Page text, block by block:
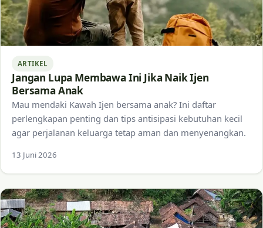
ARTIKEL
Jangan Lupa Membawa Ini Jika Naik Ijen
Bersama Anak
Mau mendaki Kawah Ijen bersama anak? Ini daftar
perlengkapan penting dan tips antisipasi kebutuhan kecil
agar perjalanan keluarga tetap aman dan menyenangkan.
13 Juni 2026